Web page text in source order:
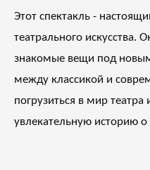
Этот спектакль -
театрального искусства.
знакомые вещи под
между классикой и
погрузиться в мир театра
увлекательную историю